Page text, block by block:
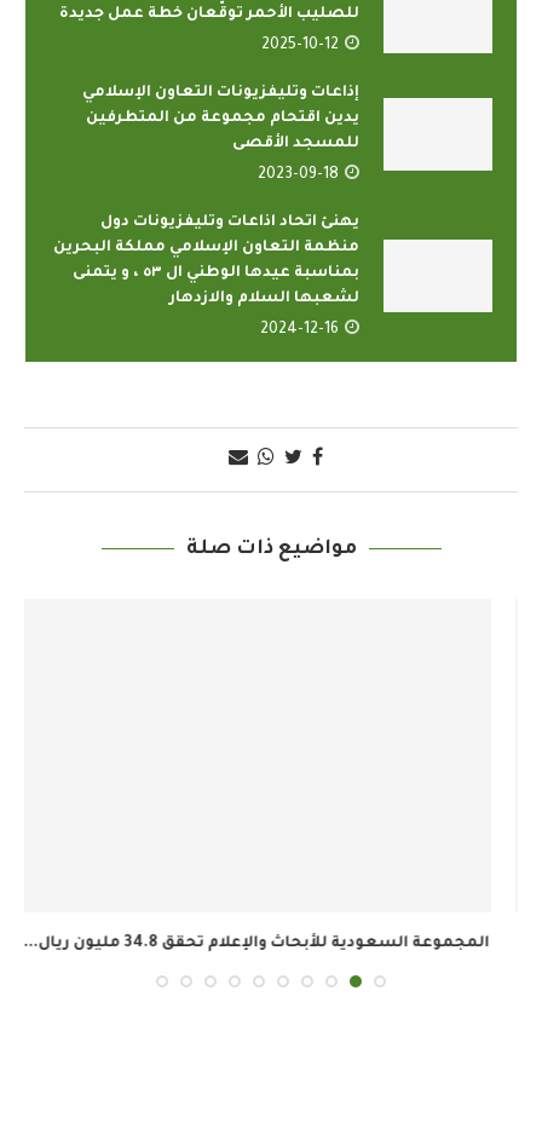
للصليب الأحمر توقّعان خطة عمل جديدة
2025-10-12
إذاعات وتليفزيونات التعاون الإسلامي
يدين اقتحام مجموعة من المتطرفين
للمسجد الأقصى
2023-09-18
يهنئ اتحاد اذاعات وتليفزيونات دول
منظمة التعاون الإسلامي مملكة البحرين
بمناسبة عيدها الوطني ال ٥٣ ، و يتمنى
لشعبها السلام والازدهار
2024-12-16
مواضيع ذات صلة
المجموعة السعودية للأبحاث والإعلام تحقق 34.8 مليون ريال...